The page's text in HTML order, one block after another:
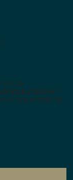
den an
davon
man verdient hat.